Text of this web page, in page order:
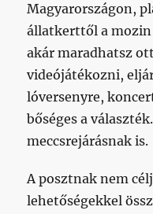
Magyarországon,
állatkerttől a mozin
akár maradhatsz
videójátékozni,
lóversenyre,
bőséges a
meccsrejárásnak is.
A posztnak nem
lehetőségekkel